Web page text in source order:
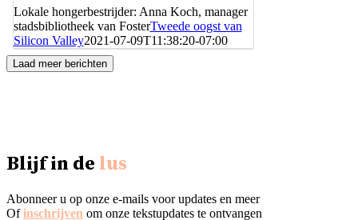
Lokale hongerbestrijder: Anna Koch, manager
stadsbibliotheek van FosterTweede oogst van
Silicon Valley2021-07-09T11:38:20-07:00
Laad meer berichten
Blijf in de lus
Abonneer u op onze e-mails voor updates en meer
Ofinschrijven om onze tekstupdates te ontvangen